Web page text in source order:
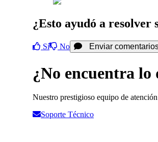
¿Esto ayudó a resolver
Sí No Enviar
¿No encuentra lo
Nuestro prestigioso equipo de
Soporte Técnico